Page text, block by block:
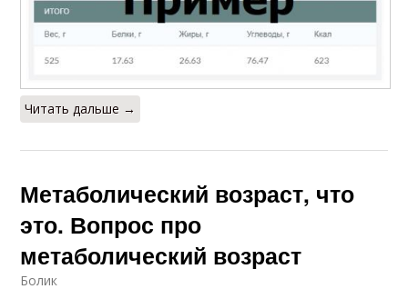
Читать дальше →
Метаболический возраст, что
это. Вопрос про
метаболический возраст
Болик